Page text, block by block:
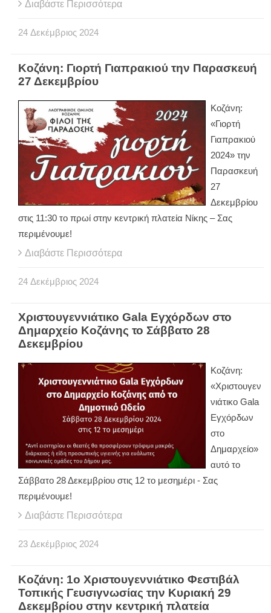
Διαβάστε Περισσότερα
24 Δεκέμβριος 2024
Κοζάνη: Γιορτή Γιαπρακιού την Παρασκευή
27 Δεκεμβρίου
Κοζάνη:
«Γιορτή
Γιαπρακιού
2024» την
Παρασκευή
27
Δεκεμβρίου
στις 11:30 το πρωί στην κεντρική πλατεία Νίκης – Σας
περιμένουμε!
Διαβάστε Περισσότερα
24 Δεκέμβριος 2024
Χριστουγεννιάτικο Gala Εγχόρδων στο
Δημαρχείο Κοζάνης το Σάββατο 28
Δεκεμβρίου
Κοζάνη:
«Χριστουγεν
νιάτικο Gala
Εγχόρδων
στο
Δημαρχείο»
αυτό το
Σάββατο 28 Δεκεμβρίου στις 12 το μεσημέρι - Σας
περιμένουμε!
Διαβάστε Περισσότερα
23 Δεκέμβριος 2024
Κοζάνη: 1ο Χριστουγεννιάτικο Φεστιβάλ
Τοπικής Γευσιγνωσίας την Κυριακή 29
Δεκεμβρίου στην κεντρική πλατεία